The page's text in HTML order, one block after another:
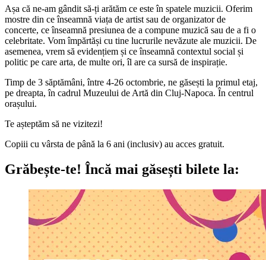
Așa că ne-am gândit să-ți arătăm ce este în spatele muzicii. Oferim
mostre din ce înseamnă viața de artist sau de organizator de
concerte, ce înseamnă presiunea de a compune muzică sau de a fi o
celebritate. Vom împărtăși cu tine lucrurile nevăzute ale muzicii. De
asemenea, vrem să evidențiem și ce înseamnă contextul social și
politic pe care arta, de multe ori, îl are ca sursă de inspirație.
Timp de 3 săptămâni, între 4-26 octombrie, ne găsești la primul etaj,
pe dreapta, în cadrul Muzeului de Artă din Cluj-Napoca. În centrul
orașului.
Te așteptăm să ne vizitezi!
Copiii cu vârsta de până la 6 ani (inclusiv) au acces gratuit.
Grăbește-te! Încă mai găsești bilete la: